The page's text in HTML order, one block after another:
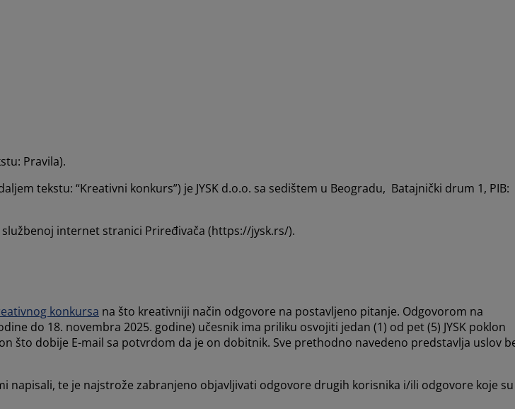
Pravila).
tekstu: “Kreativni konkurs”) je JYSK d.o.o. sa sedištem u Beogradu, Batajnički drum 1, PIB:
internet stranici Priređivača (https://jysk.rs/).
konkursa na što kreativniji način odgovore na postavljeno pitanje. Odgovorom na
do 18. novembra 2025. godine) učesnik ima priliku osvojiti jedan (1) od pet (5) JYSK poklon
što dobije E-mail sa potvrdom da je on dobitnik. Sve prethodno navedeno predstavlja uslov
napisali, te je najstrože zabranjeno objavljivati odgovore drugih korisnika i/ili odgovore koje su